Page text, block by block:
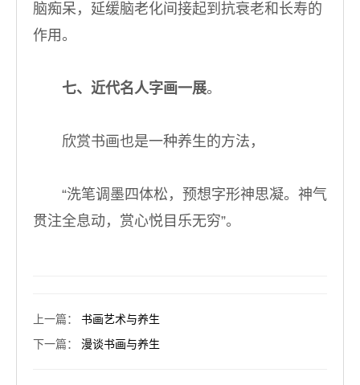
脑痴呆，延缓脑老化间接起到抗衰老和长寿的
作用。
七、近代名人字画一展。
欣赏书画也是一种养生的方法，
“洗笔调墨四体松，预想字形神思凝。神气
贯注全息动，赏心悦目乐无穷”。
上一篇： 书画艺术与养生
下一篇： 漫谈书画与养生